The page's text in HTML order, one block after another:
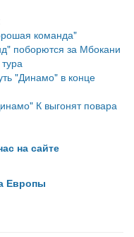
команда"
поборются за Мбокани
"Динамо" в конце
К выгонят повара
на сайте
Европы